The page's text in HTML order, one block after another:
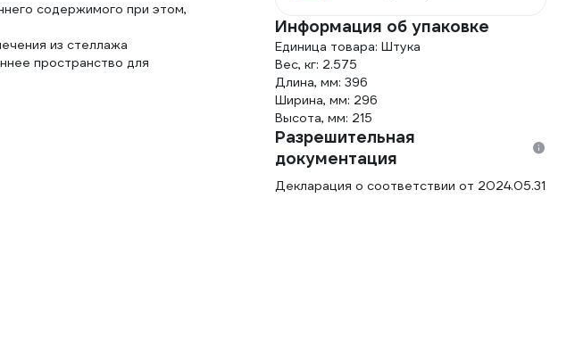
содержимого при этом,
из стеллажа
пространство для
Информация об упаковке
Единица товара: Штука
Вес, кг: 2.575
Длина, мм: 396
Ширина, мм: 296
Высота, мм: 215
Разрешительная
документация
Декларация о соответствии от 2024.05.31